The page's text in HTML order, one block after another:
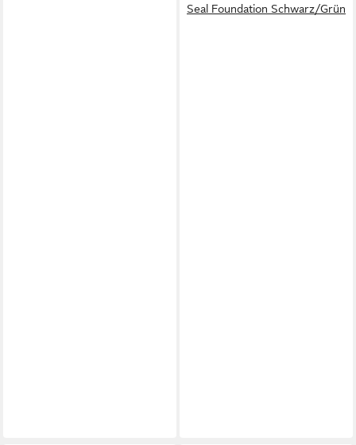
Seal Foundation Schwarz/Grün